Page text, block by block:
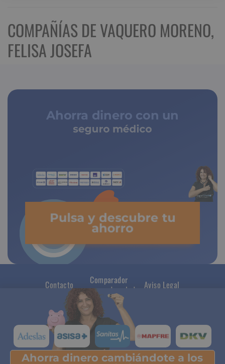
COMPAÑÍAS DE VAQUERO MORENO,
FELISA JOSEFA
Ahorra dinero con un
seguro médico
Pulsa y descubre tu
ahorro
Contacto
Comparador
seguros de salud
Aviso Legal
Ahorra dinero cambiándote a los